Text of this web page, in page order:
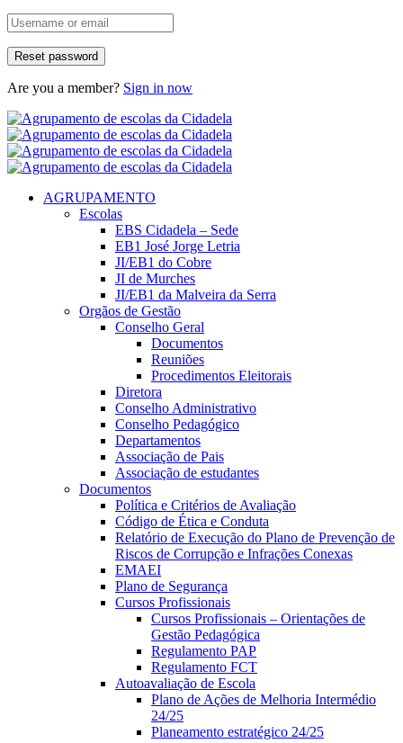
Are you a member? Sign in now
AGRUPAMENTO
Escolas
EBS Cidadela – Sede
EB1 José Jorge Letria
JI/EB1 do Cobre
JI de Murches
JI/EB1 da Malveira da Serra
Orgãos de Gestão
Conselho Geral
Documentos
Reuniões
Procedimentos Eleitorais
Diretora
Conselho Administrativo
Conselho Pedagógico
Departamentos
Associação de Pais
Associação de estudantes
Documentos
Política e Critérios de Avaliação
Código de Ética e Conduta
Relatório de Execução do Plano de Prevenção de
Riscos de Corrupção e Infrações Conexas
EMAEI
Plano de Segurança
Cursos Profissionais
Cursos Profissionais – Orientações de
Gestão Pedagógica
Regulamento PAP
Regulamento FCT
Autoavaliação de Escola
Plano de Ações de Melhoria Intermédio
24/25
Planeamento estratégico 24/25